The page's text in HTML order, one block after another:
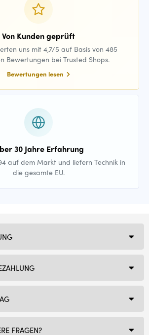
Von Kunden geprüft
uns mit 4,7/5 auf Basis von 485
Bewertungen bei Trusted Shops.
Bewertungen lesen
30 Jahre Erfahrung
auf dem Markt und liefern Technik in
die gesamte EU.
FRAGEN?